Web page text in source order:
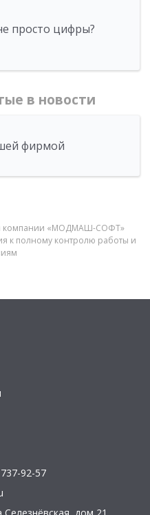
просто цифры?
в новости
фирмой
компании «МОДМАШ-СОФТ»
к полному контролю работы и
92-57